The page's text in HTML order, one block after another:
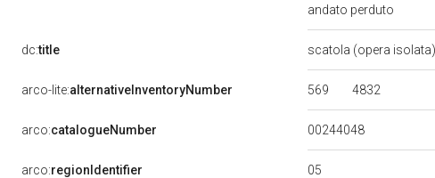
andato perduto
dc:title scatola (opera isolata)
arco-lite:alternativeInventoryNumber 569 4832
arco:catalogueNumber 00244048
arco:regionIdentifier 05